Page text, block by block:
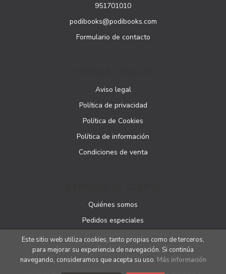
951701010
podibooks@podibooks.com
Formulario de contacto
Aviso legal
Política de privacidad
Política de Cookies
Política de información
Condiciones de venta
Quiénes somos
Pedidos especiales
Este sitio web utiliza cookies, tanto propias como de terceros,
para mejorar su experiencia de navegación. Si continúa
navegando, consideramos que acepta su uso. Más información